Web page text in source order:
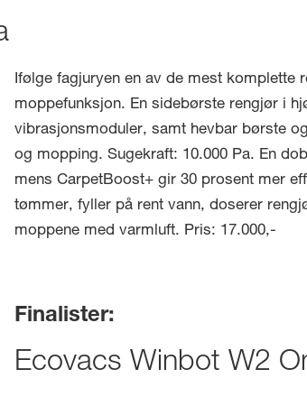
Ifølge fagjuryen en av de mest komplette
moppefunksjon. En sidebørste rengjør i
vibrasjonsmoduler, samt hevbar børste
og mopping. Sugekraft: 10.000 Pa. En
mens CarpetBoost+ gir 30 prosent mer
tømmer, fyller på rent vann, doserer
moppene med varmluft. Pris: 17.000,-
Finalister:
Ecovacs Winbot W2